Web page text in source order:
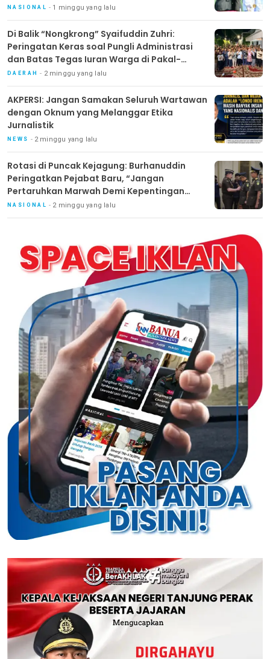
NASIONAL 1 minggu yang lalu
Di Balik “Nongkrong” Syaifuddin Zuhri:
Peringatan Keras soal Pungli Administrasi
dan Batas Tegas Iuran Warga di Pakal-
Benowo
DAERAH 2 minggu yang lalu
AKPERSI: Jangan Samakan Seluruh Wartawan
dengan Oknum yang Melanggar Etika
Jurnalistik
NEWS 2 minggu yang lalu
Rotasi di Puncak Kejagung: Burhanuddin
Peringatkan Pejabat Baru, “Jangan
Pertaruhkan Marwah Demi Kepentingan
Pribadi”
NASIONAL 2 minggu yang lalu